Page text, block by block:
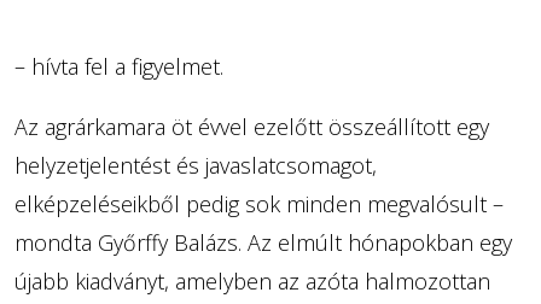
– hívta fel a figyelmet.
Az agrárkamara öt évvel ezelőtt összeállított egy
helyzetjelentést és javaslatcsomagot,
elképzeléseikből pedig sok minden megvalósult –
mondta Győrffy Balázs. Az elmúlt hónapokban egy
újabb kiadványt, amelyben az azóta halmozottan